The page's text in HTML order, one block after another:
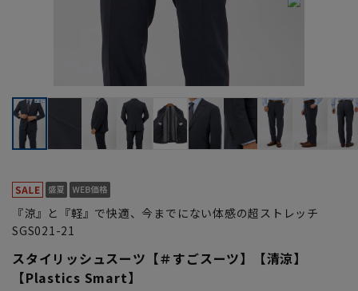
『涼』と『軽』で快適、今までにない体感の超ストレッチ
SGS021-21
スタイリッシュスーツ【＃すごスーツ】【清涼】
【Plastics Smart】